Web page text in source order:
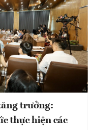
trưởng:
thực hiện các